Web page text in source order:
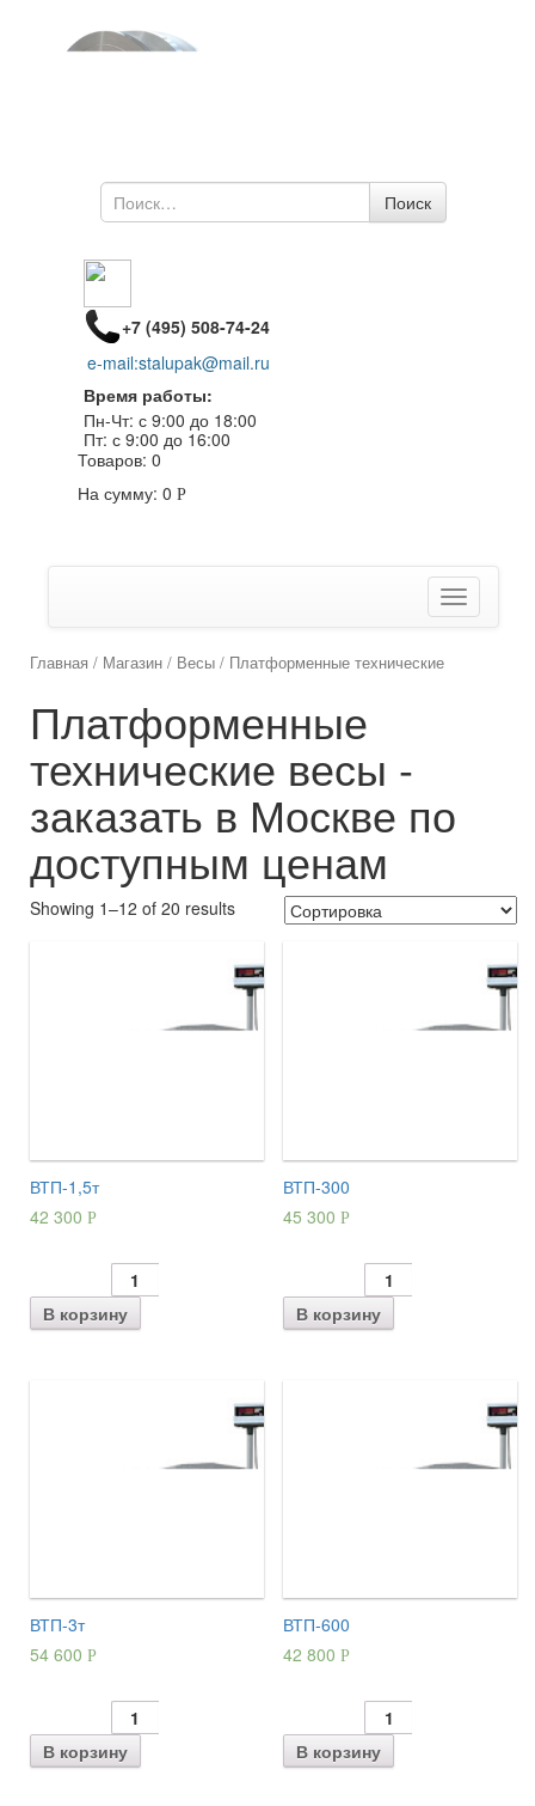
Поиск
по
Поиск
+7 (495) 508-74-24
e-mail:stalupak@mail.ru
Время работы:
Пн-Чт: с 9:00 до 18:00
Пт: с 9:00 до 16:00
Товаров: 0
На сумму: 0 Р
Показать/
Скрыть
Главная / Магазин / Весы / Платформенные технические
Платформенные
технические весы -
заказать в Москве по
доступным ценам
Showing 1–12 of 20 results
ВТП-1,5т
42 300 Р
В корзину
ВТП-300
45 300Р
В корзину
ВТП-3т
54 600 Р
В корзину
ВТП-600
42 800Р
В корзину